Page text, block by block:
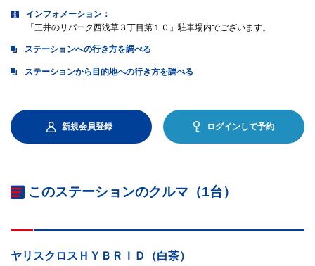
インフォメーション：
「三井のリパーク西浅草３丁目第１０」駐車場内でございます。
ステーションへの行き方を調べる
ステーションから目的地への行き方を調べる
新規会員登録 ログインして予約
このステーションのクルマ（1台）
ヤリスクロスＨＹＢＲＩＤ（白茶）